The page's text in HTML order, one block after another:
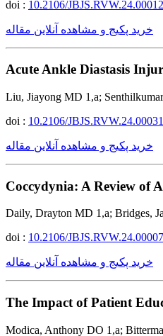
doi : 10.2106/JBJS.RVW.24.00012
خرید پکیج و مشاهده آنلاین مقاله
Acute Ankle Diastasis
Liu, Jiayong MD 1,a;
doi : 10.2106/JBJS.RVW.24.00031
خرید پکیج و مشاهده آنلاین مقاله
Coccydynia: A Review of
Daily, Drayton MD 1,a; Bridges,
doi : 10.2106/JBJS.RVW.24.00007
خرید پکیج و مشاهده آنلاین مقاله
The Impact of Patient
Modica, Anthony DO 1,a;